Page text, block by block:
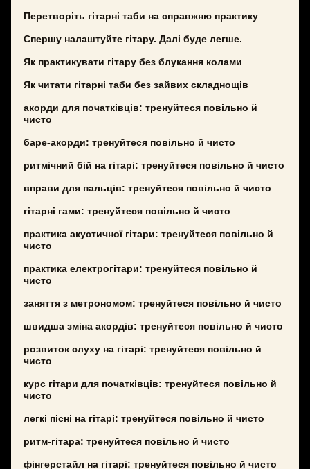
Перетворіть гітарні таби на справжню практику
Спершу налаштуйте гітару. Далі буде легше.
Як практикувати гітару без блукання колами
Як читати гітарні таби без зайвих складнощів
акорди для початківців: тренуйтеся повільно й
чисто
баре-акорди: тренуйтеся повільно й чисто
ритмічний бій на гітарі: тренуйтеся повільно й чисто
вправи для пальців: тренуйтеся повільно й чисто
гітарні гами: тренуйтеся повільно й чисто
практика акустичної гітари: тренуйтеся повільно й
чисто
практика електрогітари: тренуйтеся повільно й
чисто
заняття з метрономом: тренуйтеся повільно й чисто
швидша зміна акордів: тренуйтеся повільно й чисто
розвиток слуху на гітарі: тренуйтеся повільно й
чисто
курс гітари для початківців: тренуйтеся повільно й
чисто
легкі пісні на гітарі: тренуйтеся повільно й чисто
ритм-гітара: тренуйтеся повільно й чисто
фінгерстайл на гітарі: тренуйтеся повільно й чисто